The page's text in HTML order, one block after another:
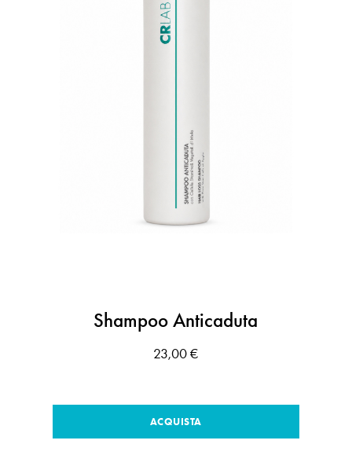
Shampoo Anticaduta
23,00 €
ACQUISTA